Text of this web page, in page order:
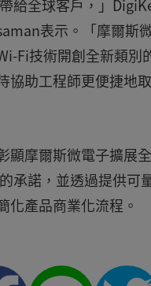
給全球客戶，」
表示。「摩爾斯
Fi技術開創全新類別
協助工程師更便捷地
顯摩爾斯微電子擴展
承諾，並透過提供可
化產品商業化流程。